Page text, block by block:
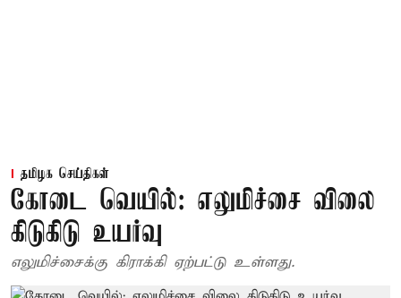
தமிழக செய்திகள்
கோடை வெயில்: எலுமிச்சை விலை
கிடுகிடு உயர்வு
எலுமிச்சைக்கு கிராக்கி ஏற்பட்டு உள்ளது.